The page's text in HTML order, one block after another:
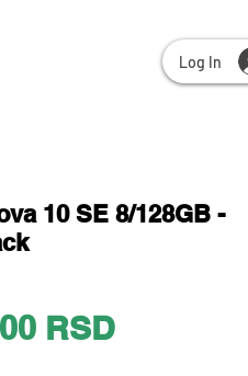
Log In
10 SE 8/128GB -
RSDPrice